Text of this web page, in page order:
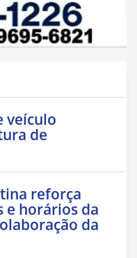
veículo
de
reforça
e horários da
da